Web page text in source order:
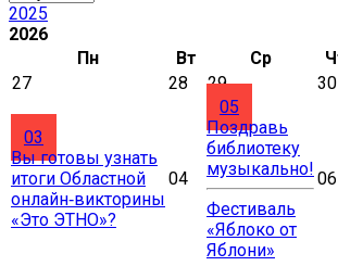
2025
2026
Пн
Вт Ср
27
28 29 30
03
Вы готовы узнать
итоги Областной
онлайн‑викторины
«Это ЭТНО»?
04
05
Поздравь
библиотеку
музыкально!
Фестиваль
«Яблоко от
Яблони»
06